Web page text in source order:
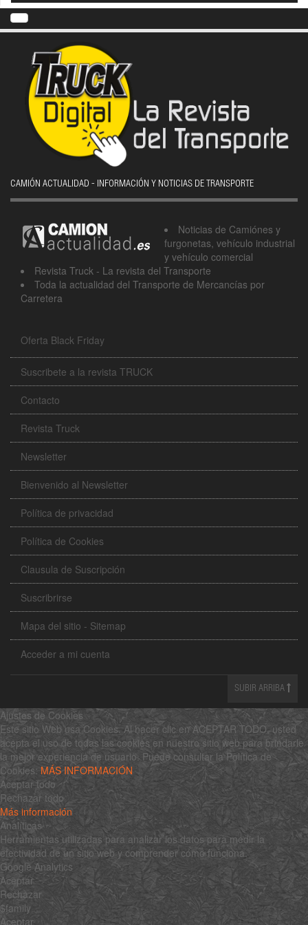
CAMIÓN ACTUALIDAD - INFORMACIÓN Y NOTICIAS DE TRANSPORTE
Noticias de Camiónes y
furgonetas, vehículo industrial
y vehículo comercial
Revista Truck - La revista del Transporte
Toda la actualidad del Transporte de Mercancías por
Carretera
Oferta Black Friday
Suscribete a la revista TRUCK
Contacto
Revista Truck
Newsletter
Bienvenido al Newsletter
Política de privacidad
Política de Cookies
Clausula de Suscripción
Suscribrirse
Mapa del sitio - Sitemap
Acceder a mi cuenta
SUBIR ARRIBA
Ajustes de Cookies
Este sitio Web usa Cookies. Al hacer clic en ACEPTAR TODO, usted
acepta el uso de todas las cookies en nuestro sitio web para brindarle
la mejor experiencia de usuario. Puede consultar la Política de
Cookies: MÁS INFORMACIÓN
Aceptar todo
Rechazar todo
Más información
Analíticas
Herramientas utilizadas para analizar los datos para medir la
efectividad de un sitio web y comprender cómo funciona.
Google Analytics
Aceptar
Rechazar
$family
Aceptar